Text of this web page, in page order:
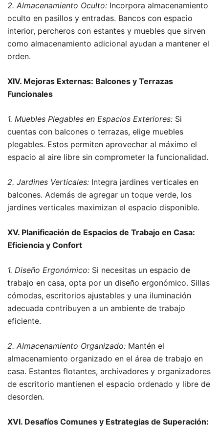
2. Almacenamiento Oculto: Incorpora almacenamiento
oculto en pasillos y entradas. Bancos con espacio
interior, percheros con estantes y muebles que sirven
como almacenamiento adicional ayudan a mantener el
orden.
XIV. Mejoras Externas: Balcones y Terrazas
Funcionales
1. Muebles Plegables en Espacios Exteriores: Si
cuentas con balcones o terrazas, elige muebles
plegables. Estos permiten aprovechar al máximo el
espacio al aire libre sin comprometer la funcionalidad.
2. Jardines Verticales: Integra jardines verticales en
balcones. Además de agregar un toque verde, los
jardines verticales maximizan el espacio disponible.
XV. Planificación de Espacios de Trabajo en Casa:
Eficiencia y Confort
1. Diseño Ergonómico: Si necesitas un espacio de
trabajo en casa, opta por un diseño ergonómico. Sillas
cómodas, escritorios ajustables y una iluminación
adecuada contribuyen a un ambiente de trabajo
eficiente.
2. Almacenamiento Organizado: Mantén el
almacenamiento organizado en el área de trabajo en
casa. Estantes flotantes, archivadores y organizadores
de escritorio mantienen el espacio ordenado y libre de
desorden.
XVI. Desafíos Comunes y Estrategias de Superación: